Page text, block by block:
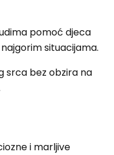
pomoć djeca
situacijama.
srca bez obzira na
i marljive